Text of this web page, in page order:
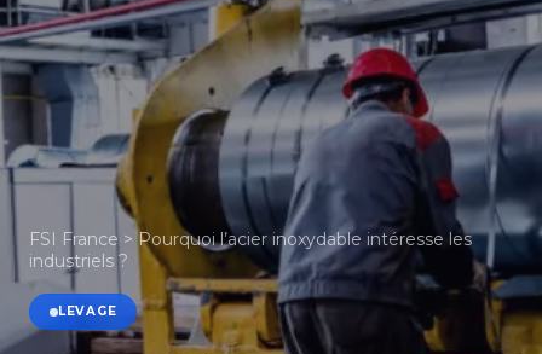
FSI France > Pourquoi l’acier inoxydable intéresse les
industriels ?
LEVAGE